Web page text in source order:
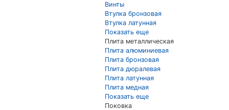
Винты
Втулка бронзовая
Втулка латунная
Показать еще
Плита металлическая
Плита алюминиевая
Плита бронзовая
Плита дюралевая
Плита латунная
Плита медная
Показать еще
Поковка